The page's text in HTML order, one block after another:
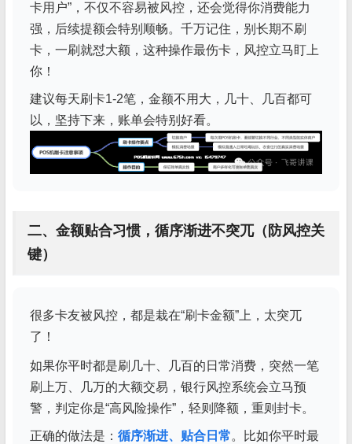
卡用户”，不仅不容易被风控，还会觉得你消费能力
强，后续提额会特别顺畅。千万记住，别长期不刷
卡，一刷就怼大额，这种操作最伤卡，风控立马盯上
你！
建议每天刷卡1-2笔，金额不用大，几十、几百都可
以，坚持下来，账单会特别好看。
二、金额贴合习惯，循序渐进不突兀（防风控关
键）
很多卡友被风控，都是栽在“刷卡金额”上，太突兀
了！
如果你平时都是刷几十、几百的日常消费，突然一笔
刷上万、几万的大额交易，银行风控系统会立马预
警，判定你是“高风险操作”，轻则降额，重则封卡。
正确的做法是： 循序渐进、贴合日常。比如你平时最